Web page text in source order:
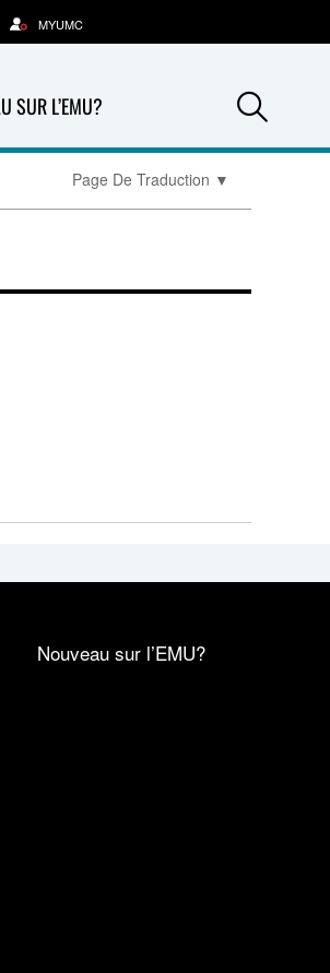
SUR L’EMU?
MYUMC
Page De Traduction ▼
Nouveau sur l’EMU?